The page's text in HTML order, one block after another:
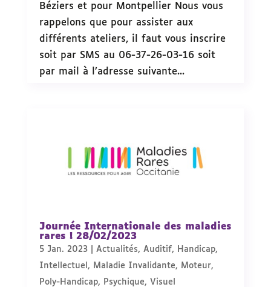
Béziers et pour Montpellier Nous vous
rappelons que pour assister aux
différents ateliers, il faut vous inscrire
soit par SMS au 06-37-26-03-16 soit
par mail à l’adresse suivante...
Journée Internationale des maladies
rares ! 28/02/2023
5 Jan. 2023| Actualités, Auditif, Handicap,
Intellectuel , Maladie Invalidante, Moteur,
Poly-Handicap, Psychique, Visuel